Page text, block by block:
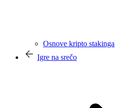
Osnove kripto stakinga
Igre na srečo